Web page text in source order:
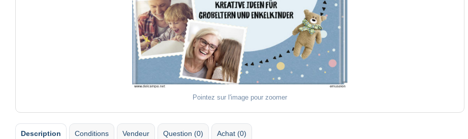
Pointez sur l'image pour zoomer
Description Conditions Vendeur Question (0) Achat (0)